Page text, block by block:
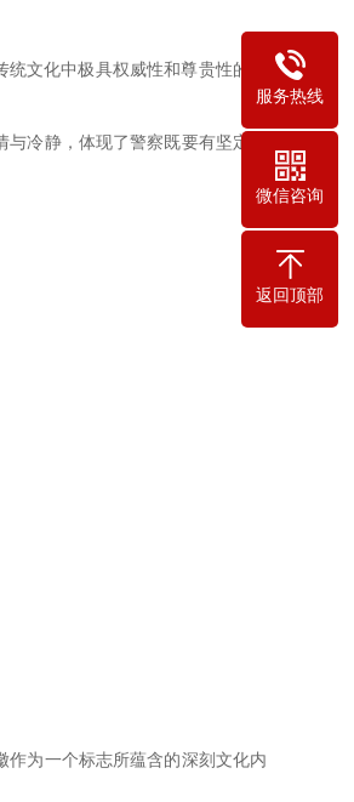
文化中极具权威性和尊贵性的动
冷静，体现了警察既要有坚定的
作为一个标志所蕴含的深刻文化内
服务热线
微信咨询
返回顶部